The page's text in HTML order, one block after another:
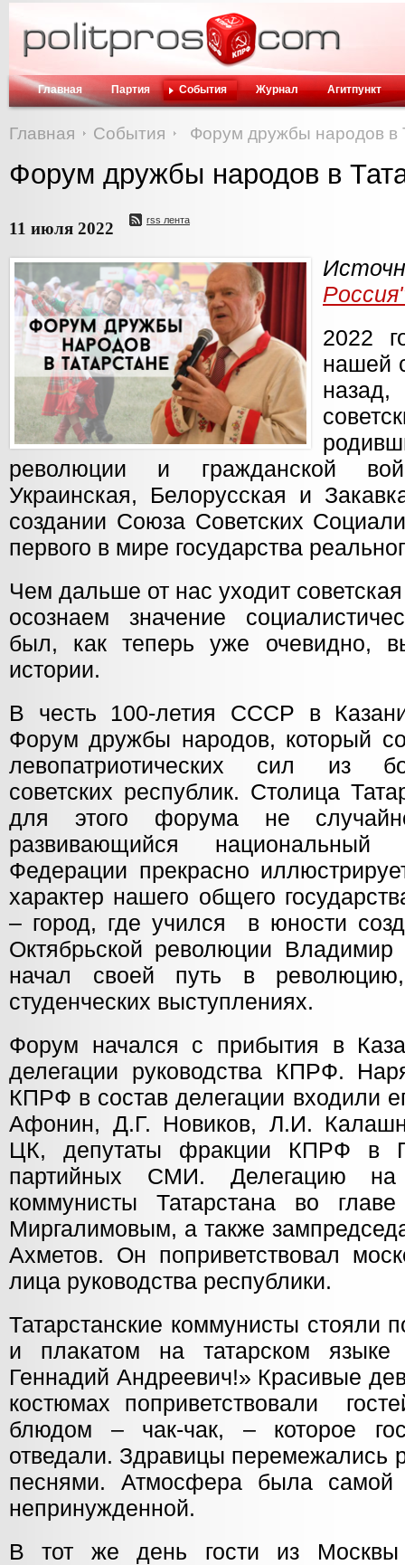
Главная Партия События Журнал Агитпункт
Главная События Форум дружбы народов в
Форум дружбы народов в
11 июля 2022 rss лента
2022
нашей
революции и гражданской
Украинская, Белорусская и
создании Союза Советских
первого в мире государства
Чем дальше от нас уходит
осознаем значение
был, как теперь уже очевидно,
истории.
В честь 100-летия СССР в
Форум дружбы народов, который
левопатриотических сил из
советских республик. Столица
для этого форума не
развивающийся национальный
Федерации прекрасно
характер нашего общего
– город, где учился в юности
Октябрьской революции
начал своей путь в
студенческих выступлениях.
Форум начался с прибытия в
делегации руководства КПРФ.
КПРФ в состав делегации входили
Афонин, Д.Г. Новиков, Л.И.
ЦК, депутаты фракции КПРФ в
партийных СМИ. Делегацию на
коммунисты Татарстана во
Миргалимовым, а также
Ахметов. Он поприветствовал
лица руководства республики.
Татарстанские коммунисты стояли
и плакатом на татарском языке
Геннадий Андреевич!» Красивые
костюмах поприветствовали
блюдом – чак-чак, – которое
отведали. Здравицы перемежались
песнями. Атмосфера была самой
непринужденной.
В тот же день гости из Москвы